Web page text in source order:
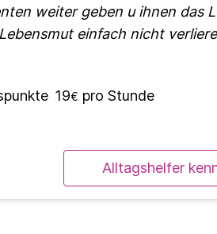
weiter geben u ihnen das
einfach nicht
19€ pro Stunde
Alltagshelfer